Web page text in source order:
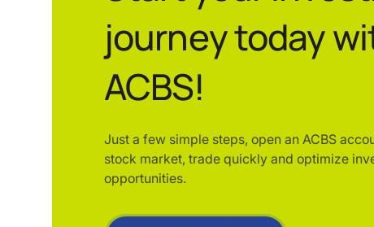
journey today
ACBS!
Just a few simple steps, open an ACBS
stock market, trade quickly and optimize
opportunities.